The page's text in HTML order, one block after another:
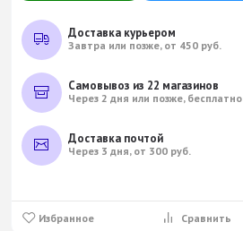
Доставка курьером
Завтра или позже, от 450 руб.
Самовывоз из 22 магазинов
Через 2 дня или позже, бесплатно
Доставка почтой
Через 3 дня, от 300 руб.
Избранное Сравнить